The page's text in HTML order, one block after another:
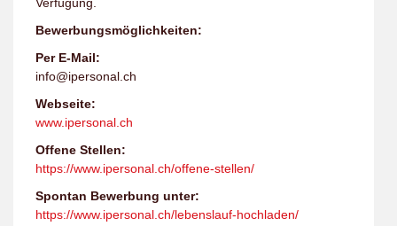
Bewerbungsmöglichkeiten:
Per E-Mail:
info@ipersonal.ch
Webseite:
www.ipersonal.ch
Offene Stellen:
https://www.ipersonal.ch/offene-stellen/
Spontan Bewerbung unter:
https://www.ipersonal.ch/lebenslauf-hochladen/